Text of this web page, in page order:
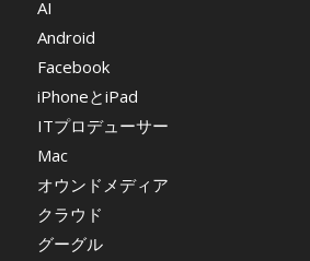
AI
Android
Facebook
iPhoneとiPad
ITプロデューサー
Mac
オウンドメディア
クラウド
グーグル